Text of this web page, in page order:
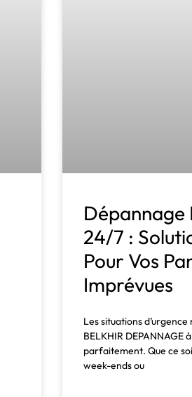
Dépannage
24/7 :
Pour Vos
Imprévues
Les situations
BELKHIR DEPANNAGE
parfaitement. Que ce
week-ends ou